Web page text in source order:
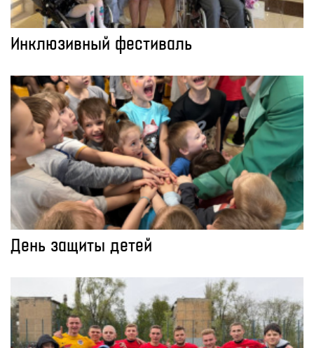
Инклюзивный фестиваль
День защиты детей